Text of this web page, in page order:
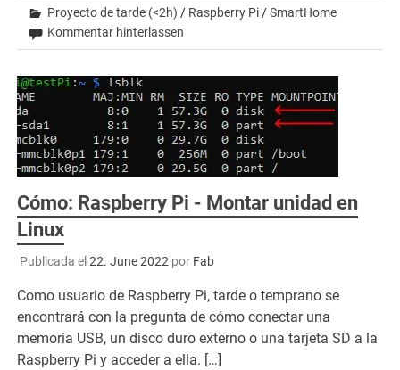
Proyecto de tarde (<2h) / Raspberry Pi/SmartHome
Kommentar hinterlassen
Cómo: Raspberry Pi - Montar unidad en
Linux
Publicada el 22. June 2022 por Fab
Como usuario de Raspberry Pi, tarde o temprano se
encontrará con la pregunta de cómo conectar una
memoria USB, un disco duro externo o una tarjeta SD a la
Raspberry Pi y acceder a ella. […]